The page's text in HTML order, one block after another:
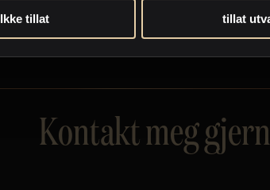
Ikke tillat tillat
Kontakt meg